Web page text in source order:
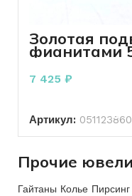
Золотая
фианитами
пробы 0.99
7 425 ₽
Артикул:
Прочие
Гайтаны Колье